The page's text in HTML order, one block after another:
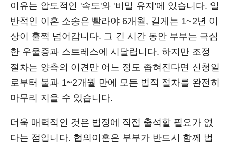
이유는 압도적인 '속도'와 '비밀 유지'에 있습니다. 일
반적인 이혼 소송은 빨라야 6개월, 길게는 1~2년 이
상이 훌쩍 넘어갑니다. 그 긴 시간 동안 부부는 극심
한 우울증과 스트레스에 시달립니다. 하지만 조정
절차는 양측의 이견만 어느 정도 좁혀진다면 신청일
로부터 불과 1~2개월 만에 모든 법적 절차를 완전히
마무리 지을 수 있습니다.
더욱 매력적인 것은 법정에 직접 출석할 필요가 없
다는 점입니다. 협의이혼은 부부가 반드시 함께 법